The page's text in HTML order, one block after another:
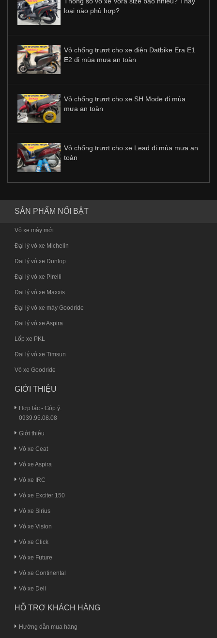
loại nào phù hợp?
Vỏ chống trượt cho xe điện Datbike Era E1
E2 đi mùa mưa an toàn
Vỏ chống trượt cho xe SH Mode đi mùa
mưa an toàn
Vỏ chống trượt cho xe Lead đi mùa mưa an
toàn
SẢN PHẨM NỔI BẬT
Vỏ xe máy mới
Đại lý vỏ xe Michelin
Đại lý vỏ xe Dunlop
Đại lý vỏ xe Pirelli
Đại lý vỏ xe Maxxis
Đại lý vỏ xe máy Goodride
Đại lý vỏ xe Aspira
Lốp xe PKL
Đại lý vỏ xe Timsun
Vỏ xe Goodride
GIỚI THIỆU
Hợp tác - Góp ý:
0939.95.08.08
Giới thiệu
Vỏ xe Ceat
Vỏ xe Aspira
Vỏ xe IRC
Vỏ xe Exciter 150
Vỏ xe Sirius
Vỏ xe Vision
Vỏ xe Click
Vỏ xe Future
Vỏ xe Continental
Vỏ xe Deli
HỖ TRỢ KHÁCH HÀNG
Hướng dẫn mua hàng